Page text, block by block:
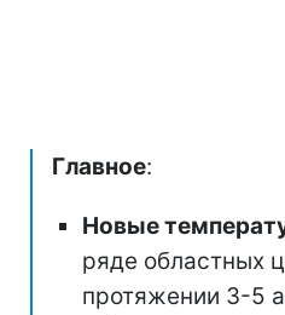
Главное:
Новые
ряде областных
протяжении 3-5